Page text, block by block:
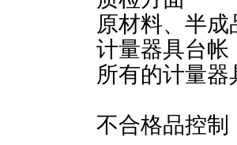
原材料、半
计量器具台帐
所有的计量
不合格品控制